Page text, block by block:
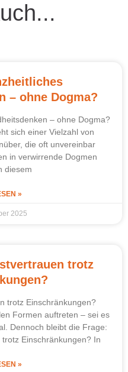
– ohne Dogma?
– ohne Dogma?
sich einer Vielzahl von
die oft unvereinbar
in verwirrende Dogmen
diesem
»
2025
trotz
trotz Einschränkungen?
Formen auftreten – sei es
Dennoch bleibt die Frage:
Einschränkungen? In
»